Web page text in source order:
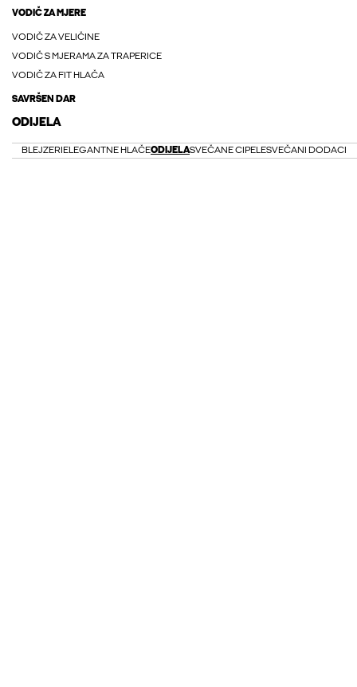
VODIČ ZA MJERE
VODIČ ZA VELIČINE
VODIČ S MJERAMA ZA TRAPERICE
VODIČ ZA FIT HLAČA
SAVRŠEN DAR
ODIJELA
BLEJZERI ELEGANTNE HLAČEODIJELASVEČANE CIPELESVEČANI DODACI